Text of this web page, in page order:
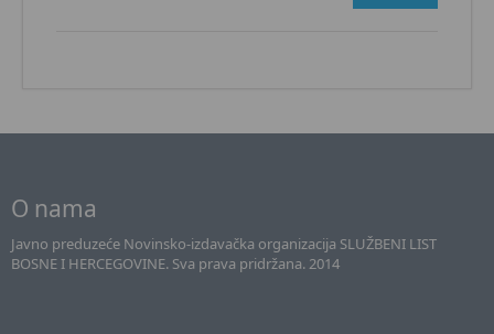
O nama
Javno preduzeće Novinsko-izdavačka organizacija SLUŽBENI LIST
BOSNE I HERCEGOVINE. Sva prava pridržana. 2014